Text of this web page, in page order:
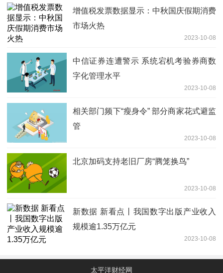
增值税发票数据显示：中秋国庆假期消费
市场火热
2023-10-08
中信证券连遭警示 系统宕机考验券商数
字化管理水平
2023-10-08
相关部门频下“瘦身令” 部分商家花式避监
管
2023-10-08
北京加码支持老旧厂房“腾笼换鸟”
2023-10-08
新数据 新看点丨我国数字出版产业收入
规模逾1.35万亿元
2023-10-08
太平洋财经网